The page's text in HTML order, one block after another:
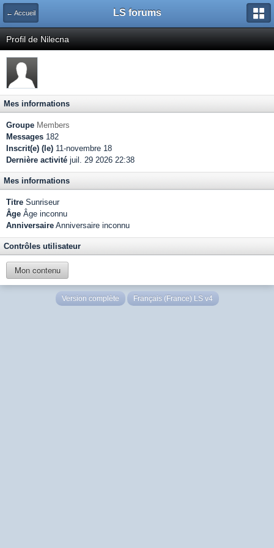
← Accueil LS forums
Profil de Nilecna
Mes informations
Groupe Members
Messages 182
Inscrit(e) (le) 11-novembre 18
Dernière activité juil. 29 2026 22:38
Mes informations
Titre Sunriseur
Âge Âge inconnu
Anniversaire Anniversaire inconnu
Contrôles utilisateur
Mon contenu
Version complète Français (France) LS v4